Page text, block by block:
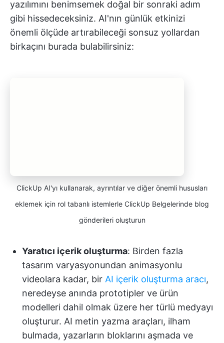
yazılımını benimsemek doğal bir sonraki adım
gibi hissedeceksiniz. AI'nın günlük etkinizi
önemli ölçüde artırabileceği sonsuz yollardan
birkaçını burada bulabilirsiniz:
ClickUp AI'yı kullanarak, ayrıntılar ve diğer önemli hususları
eklemek için rol tabanlı istemlerle ClickUp Belgelerinde blog
gönderileri oluşturun
Yaratıcı içerik oluşturma: Birden fazla
tasarım varyasyonundan animasyonlu
videolara kadar, bir AI içerik oluşturma aracı,
neredeyse anında prototipler ve ürün
modelleri dahil olmak üzere her türlü medyayı
oluşturur. AI metin yazma araçları, ilham
bulmada, yazarların bloklarını aşmada ve